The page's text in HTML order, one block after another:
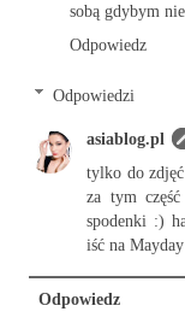
sobą gdybym
Odpowiedz
Odpowiedzi
asiablog.pl
tylko do
za tym
spodenki :)
iść na
Odpowiedz